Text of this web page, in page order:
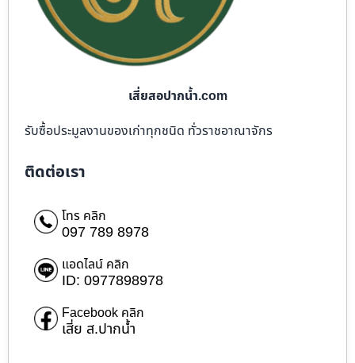
เสี่ยสอปากน้ำ.com
รับซื้อประมูลงานของเก่าทุกชนิด ทั่วราชอาณาจักร
ติดต่อเรา
โทร คลิก
097 789 8978
แอดไลน์ คลิก
ID: 0977898978
Facebook คลิก
เสี่ย ส.ปากน้ำ